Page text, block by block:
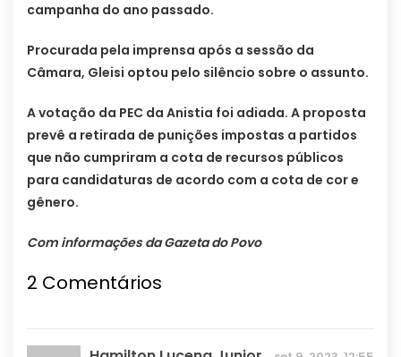
campanha do ano passado.
Procurada pela imprensa após a sessão da
Câmara, Gleisi optou pelo silêncio sobre o assunto.
A votação da PEC da Anistia foi adiada. A proposta
prevê a retirada de punições impostas a partidos
que não cumpriram a cota de recursos públicos
para candidaturas de acordo com a cota de cor e
gênero.
Com informações da Gazeta do Povo
2 Comentários